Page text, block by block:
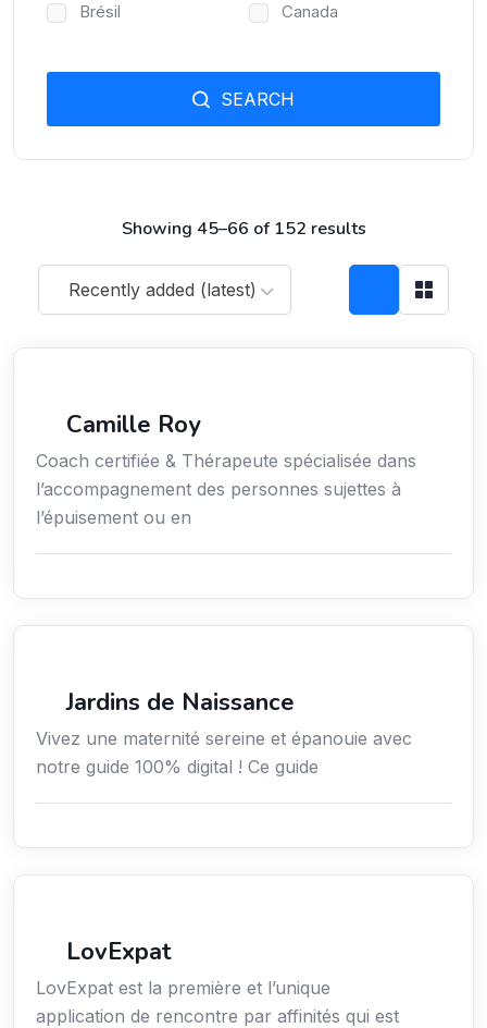
Showing 45–66 of 152 results
Recently added (latest)
Camille Roy
Coach certifiée & Thérapeute spécialisée dans
l’accompagnement des personnes sujettes à
l’épuisement ou en
Jardins de Naissance
Vivez une maternité sereine et épanouie avec
notre guide 100% digital ! Ce guide
LovExpat
LovExpat est la première et l’unique
application de rencontre par affinités qui est
Brésil
Canada
SEARCH